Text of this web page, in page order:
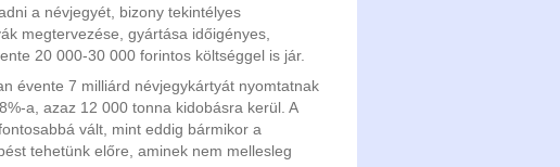
a névjegyét, bizony tekintélyes
megtervezése, gyártása időigényes,
20 000-30 000 forintos költséggel is jár.
évente 7 milliárd névjegykártyát nyomtatnak
a, azaz 12 000 tonna kidobásra kerül. A
vált, mint eddig bármikor a
tehetünk előre, aminek nem mellesleg